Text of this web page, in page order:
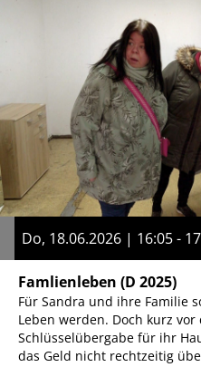
Do, 18.06.2026 | 16:05 -
Famlienleben (D 2025)
Für Sandra und ihre Familie
Leben werden. Doch kurz
Schlüsselübergabe für ihr
das Geld nicht rechtzeitig